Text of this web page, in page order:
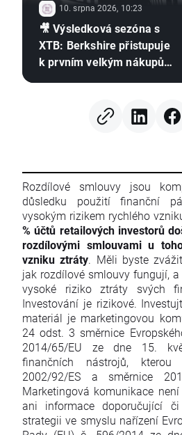
10. srpna 2026, 10:23
🎥 Výsledková sezóna s
XTB: Berkshire přistupuje
k prvním velkým nákupům
Rozdílové smlouvy jsou
důsledku použití finanční
vysokým rizikem rychlého
% účtů retailových investorů
rozdílovými smlouvami u
vzniku ztráty. Měli byste
jak rozdílové smlouvy fungují,
vysoké riziko ztráty svých
Investování je rizikové.
materiál je marketingovou
24 odst. 3 směrnice
2014/65/EU ze dne 15.
finančních nástrojů,
2002/92/ES a směrnice
Marketingová komunikace
ani informace doporučující
strategii ve smyslu nařízení